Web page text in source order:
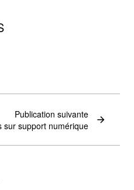
Publication suivante
sur support numérique